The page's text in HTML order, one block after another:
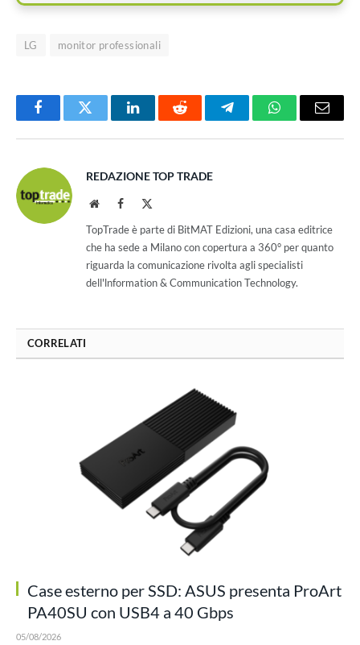
LG monitor professionali
FacebookTwitter LinkedInReddit TelegramWhatsAppEmail
REDAZIONE TOP TRADE
WebsiteFacebook
TopTrade è parte di BitMAT Edizioni, una casa editrice
che ha sede a Milano con copertura a 360° per quanto
riguarda la comunicazione rivolta agli specialisti
dell'lnformation & Communication Technology.
CORRELATI
Case esterno per SSD: ASUS presenta ProArt
PA40SU con USB4 a 40 Gbps
05/08/2026